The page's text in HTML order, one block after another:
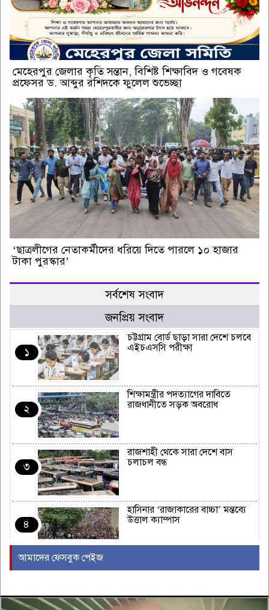
মেহেরপুর জেলার কৃতি সন্তান, বিশিষ্ট শিক্ষাবিদ ও গবেষক
প্রফেসর ড. আব্দুর রশিদকে ফুলেল শুভেচ্ছা
‘ছাত্রলীগের নেতাকর্মীদের ধরিয়ে দিতে পারলে ১০ হাজার
টাকা পুরস্কার’
সর্বশেষ সংবাদ
জনপ্রিয় সংবাদ
১
চট্টগ্রাম বোর্ড ছাড়া সারা দেশে চলবে
এইচএসসি পরীক্ষা
২
শিক্ষামন্ত্রীর পদত্যাগের দাবিতে
রাজধানীতে সড়ক অবরোধ
৩
রাজশাহী থেকে সারা দেশে বাস
চলাচল বন্ধ
৪
হাসিনার ‘রাজাকারের বাচ্চা’ মন্তব্যে
উত্তাল ক্যাম্পাস
আমাদের ফেসবুক পেইজ